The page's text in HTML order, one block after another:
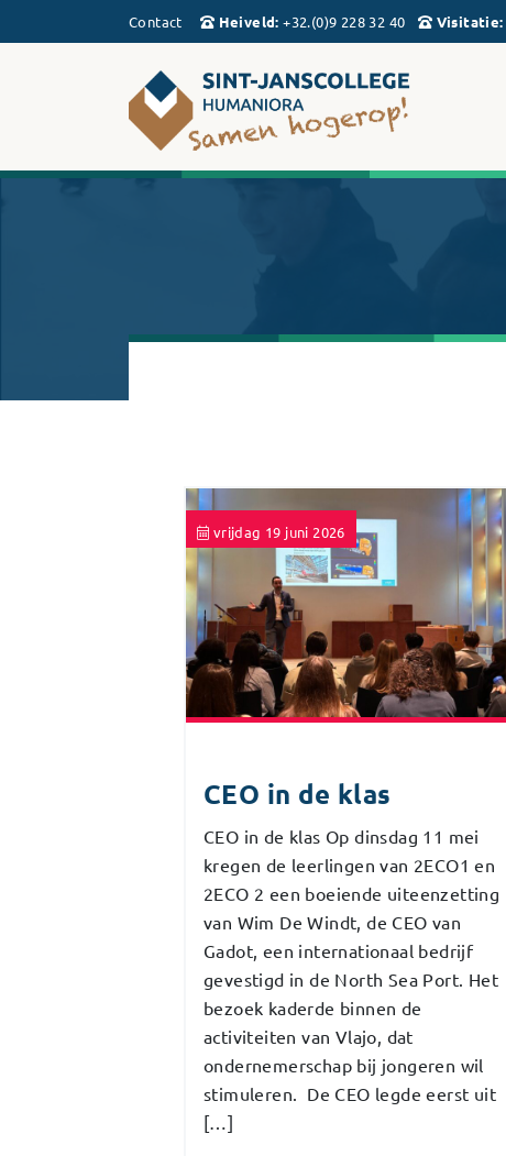
Contact Heiveld: +32.(0)9 228 32 40 Visitatie:
vrijdag 19 juni 2026
CEO in de klas
CEO in de klas Op dinsdag 11 mei
kregen de leerlingen van 2ECO1 en
2ECO 2 een boeiende uiteenzetting
van Wim De Windt, de CEO van
Gadot, een internationaal bedrijf
gevestigd in de North Sea Port. Het
bezoek kaderde binnen de
activiteiten van Vlajo, dat
ondernemerschap bij jongeren wil
stimuleren. De CEO legde eerst uit
[…]